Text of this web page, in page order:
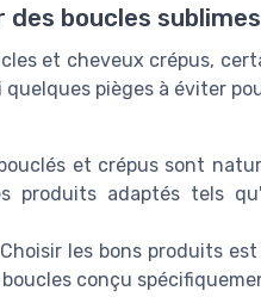
boucles sublimes
et cheveux crépus,
pièges à éviter
et crépus sont
produits adaptés tels
Choisir les bons produits
conçu